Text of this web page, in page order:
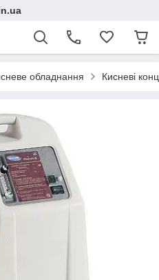
обладнання Кисневі